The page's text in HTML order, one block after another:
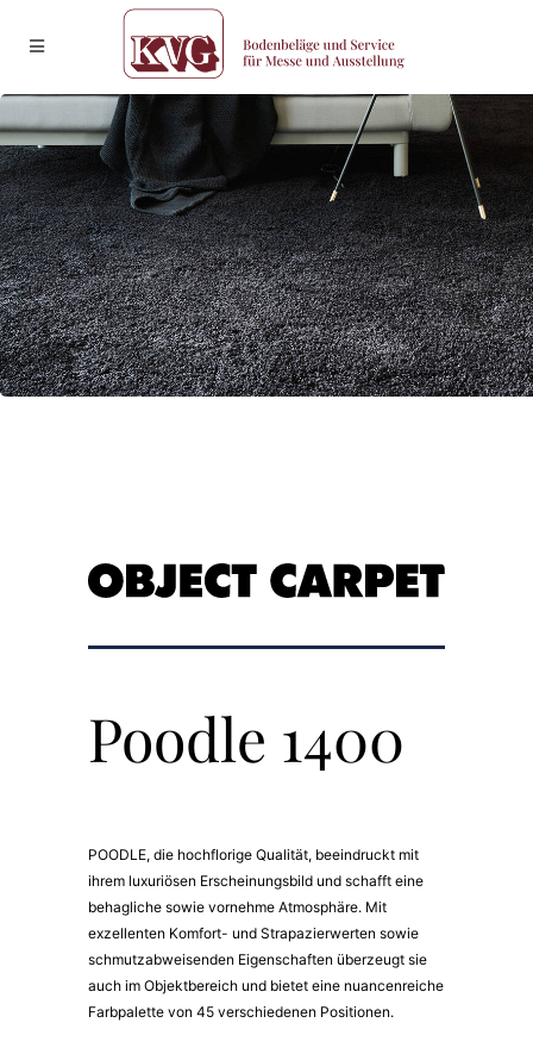
Poodle 1400
POODLE, die hochflorige Qualität, beeindruckt mit
ihrem luxuriösen Erscheinungsbild und schafft eine
behagliche sowie vornehme Atmosphäre. Mit
exzellenten Komfort- und Strapazierwerten sowie
schmutzabweisenden Eigenschaften überzeugt sie
auch im Objektbereich und bietet eine nuancenreiche
Farbpalette von 45 verschiedenen Positionen.